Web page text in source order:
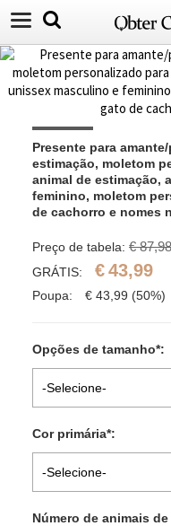
Presente para
estimação, moletom
animal de estimação,
feminino, moletom
de cachorro e nomes
Preço de tabela: € 87,98
GRÁTIS: €43,99
Poupa: € 43,99 (50%)
Opções de tamanho*:
-Selecione-
Cor primária*:
-Selecione-
Número de animais